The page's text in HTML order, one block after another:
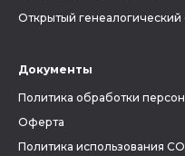
Открытый
Документы
Политика обработки
Оферта
Политика использования